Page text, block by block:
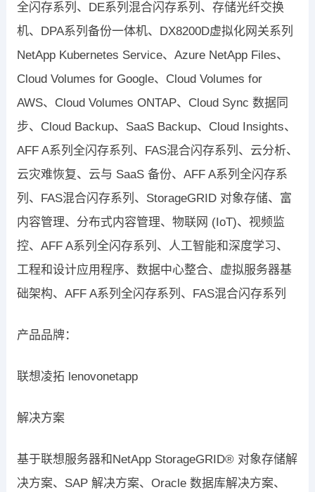
全闪存系列、DE系列混合闪存系列、存储光纤交换
机、DPA系列备份一体机、DX8200D虚拟化网关系列
NetApp Kubernetes Service、Azure NetApp Files、
Cloud Volumes for Google、Cloud Volumes for
AWS、Cloud Volumes ONTAP、Cloud Sync 数据同
步、Cloud Backup、SaaS Backup、Cloud Insights、
AFF A系列全闪存系列、FAS混合闪存系列、云分析、
云灾难恢复、云与 SaaS 备份、AFF A系列全闪存系
列、FAS混合闪存系列、StorageGRID 对象存储、富
内容管理、分布式内容管理、物联网 (IoT)、视频监
控、AFF A系列全闪存系列、人工智能和深度学习、
工程和设计应用程序、数据中心整合、虚拟服务器基
础架构、AFF A系列全闪存系列、FAS混合闪存系列
产品品牌：
联想凌拓 lenovonetapp
解决方案
基于联想服务器和NetApp StorageGRID® 对象存储解
决方案、SAP 解决方案、Oracle 数据库解决方案、